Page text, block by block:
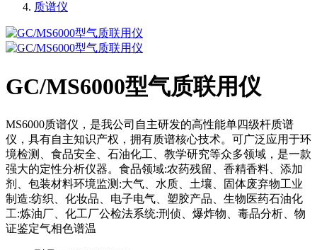
质谱仪
GC/MS6000型气质联用仪
MS6000质谱仪，是我公司自主研发的高性能单四级杆质谱
仪，具有自主知识产权，拥有质谱核心技术。可广泛应用于环
境检测、食品安全、石油化工、教学研究等众多领域，是一款
强大的定性分析仪器。食品领域:农药残留、香精香料、添加
剂、包装材料环境监测:大气、水质、土壤、固体废弃物工业
制造:纺织、化妆品、电子电气、塑胶产品、生物医药石油化
工:炼油厂、化工厂公检法系统:刑侦、爆炸物、毒品分析、物
证鉴定气相色谱温